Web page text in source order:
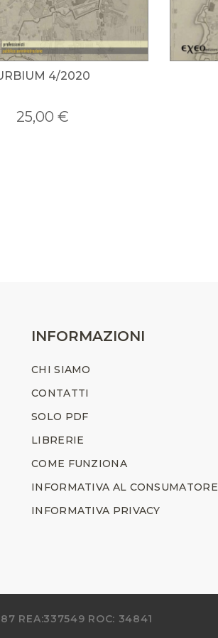
URBIUM 3/2020
INFORMAZIONI
CHI SIAMO
CONTATTI
SOLO PDF
LIBRERIE
COME FUNZIONA
INFORMATIVA AL CONSUMATORE
INFORMATIVA PRIVACY
REA:337549 ROC: 34841